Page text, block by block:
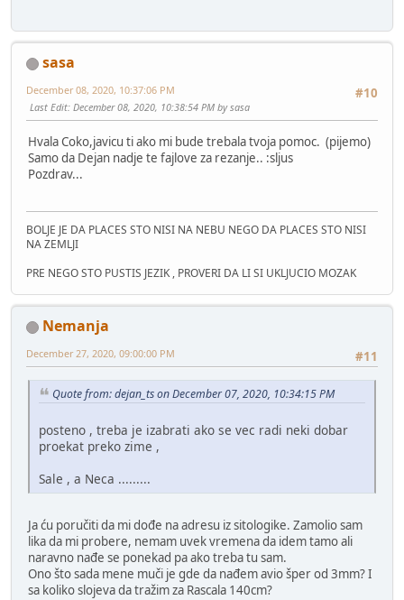
sasa
#10
December 08, 2020, 10:37:06 PM
Last Edit: December 08, 2020, 10:38:54 PM by sasa
Hvala Coko,javicu ti ako mi bude trebala tvoja pomoc. (pijemo)
Samo da Dejan nadje te fajlove za rezanje.. :sljus
Pozdrav...
BOLJE JE DA PLACES STO NISI NA NEBU NEGO DA PLACES STO NISI
NA ZEMLJI
PRE NEGO STO PUSTIS JEZIK , PROVERI DA LI SI UKLJUCIO MOZAK
Nemanja
#11
December 27, 2020, 09:00:00 PM
Quote from: dejan_ts on December 07, 2020, 10:34:15 PM
posteno , treba je izabrati ako se vec radi neki dobar
proekat preko zime ,
Sale , a Neca .........
Ja ću poručiti da mi dođe na adresu iz sitologike. Zamolio sam
lika da mi probere, nemam uvek vremena da idem tamo ali
naravno nađe se ponekad pa ako treba tu sam.
Ono što sada mene muči je gde da nađem avio šper od 3mm? I
sa koliko slojeva da tražim za Rascala 140cm?